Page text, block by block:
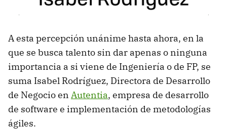
A esta percepción unánime hasta ahora, en la
que se busca talento sin dar apenas o ninguna
importancia a si viene de Ingeniería o de FP, se
suma Isabel Rodríguez, Directora de Desarrollo
de Negocio en Autentia, empresa de desarrollo
de software e implementación de metodologías
ágiles.